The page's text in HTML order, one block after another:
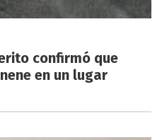
confirmó que
en un lugar